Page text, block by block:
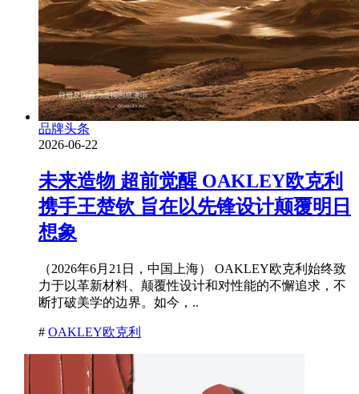
品牌头条
2026-06-22
未来造物 超前觉醒 OAKLEY欧克利
携手王楚钦 旨在以先锋设计颠覆明日
想象
（2026年6月21日，中国上海） OAKLEY欧克利始终致
力于以革新材料、颠覆性设计和对性能的不懈追求，不
断打破美学的边界。如今，..
# OAKLEY欧克利